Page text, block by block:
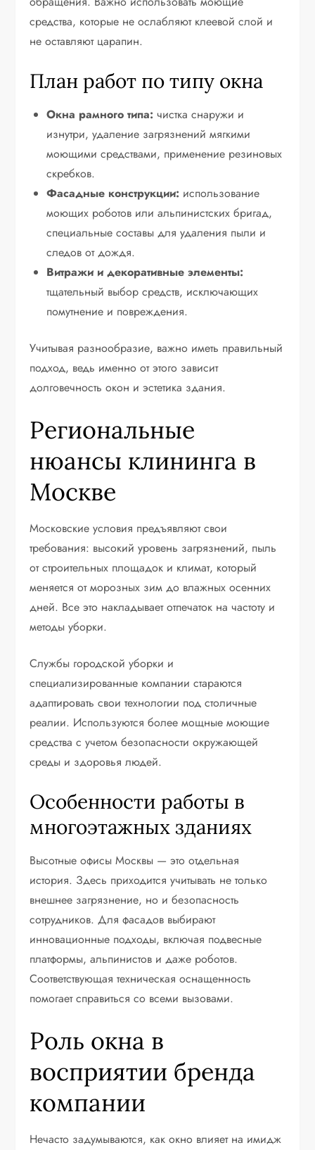
средства, которые не ослабляют клеевой слой и
не оставляют царапин.
План работ по типу окна
Окна рамного типа: чистка снаружи и
изнутри, удаление загрязнений мягкими
моющими средствами, применение резиновых
скребков.
Фасадные конструкции: использование
моющих роботов или альпинистских бригад,
специальные составы для удаления пыли и
следов от дождя.
Витражи и декоративные элементы:
тщательный выбор средств, исключающих
помутнение и повреждения.
Учитывая разнообразие, важно иметь правильный
подход, ведь именно от этого зависит
долговечность окон и эстетика здания.
Региональные
нюансы клининга в
Москве
Московские условия предъявляют свои
требования: высокий уровень загрязнений, пыль
от строительных площадок и климат, который
меняется от морозных зим до влажных осенних
дней. Все это накладывает отпечаток на частоту и
методы уборки.
Службы городской уборки и
специализированные компании стараются
адаптировать свои технологии под столичные
реалии. Используются более мощные моющие
средства с учетом безопасности окружающей
среды и здоровья людей.
Особенности работы в
многоэтажных зданиях
Высотные офисы Москвы — это отдельная
история. Здесь приходится учитывать не только
внешнее загрязнение, но и безопасность
сотрудников. Для фасадов выбирают
инновационные подходы, включая подвесные
платформы, альпинистов и даже роботов.
Соответствующая техническая оснащенность
помогает справиться со всеми вызовами.
Роль окна в
восприятии бренда
компании
Нечасто задумываются, как окно влияет на имидж